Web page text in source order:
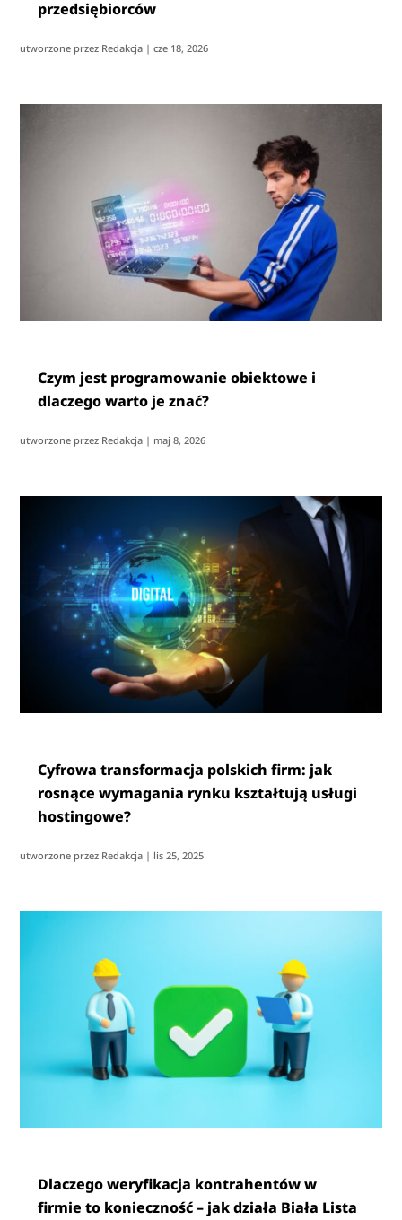
przedsiębiorców
utworzone przez Redakcja |cze 18, 2026
Czym jest programowanie obiektowe i
dlaczego warto je znać?
utworzone przez Redakcja | maj 8, 2026
Cyfrowa transformacja polskich firm: jak
rosnące wymagania rynku kształtują usługi
hostingowe?
utworzone przez Redakcja | lis 25, 2025
Dlaczego weryfikacja kontrahentów w
firmie to konieczność – jak działa Biała Lista